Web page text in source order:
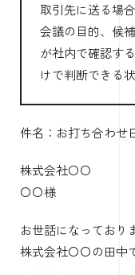
取引先に送る場
会議の目的、候
が社内で確認す
けで判断できる
件名：お打ち合わせ
株式会社〇〇
〇〇様
お世話になっており
株式会社〇〇の田中